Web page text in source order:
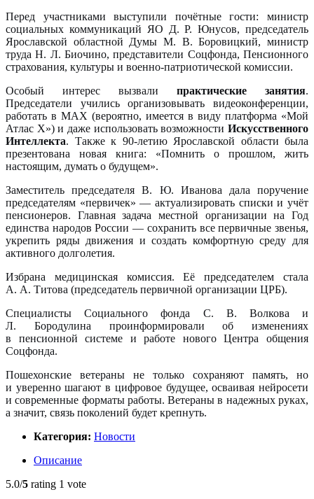
Перед участниками выступили почётные гости: министр
социальных коммуникаций ЯО Д. Р. Юнусов, председатель
Ярославской областной Думы М. В. Боровицкий, министр
труда Н. Л. Биочино, представители Соцфонда, Пенсионного
страхования, культуры и военно-патриотической комиссии.
Особый интерес вызвали практические занятия.
Председатели учились организовывать видеоконференции,
работать в МАХ (вероятно, имеется в виду платформа «Мой
Атлас Х») и даже использовать возможности Искусственного
Интеллекта. Также к 90-летию Ярославской области была
презентована новая книга: «Помнить о прошлом, жить
настоящим, думать о будущем».
Заместитель председателя В. Ю. Иванова дала поручение
председателям «первичек» — актуализировать списки и учёт
пенсионеров. Главная задача местной организации на Год
единства народов России — сохранить все первичные звенья,
укрепить ряды движения и создать комфортную среду для
активного долголетия.
Избрана медицинская комиссия. Её председателем стала
А. А. Титова (председатель первичной организации ЦРБ).
Специалисты Социального фонда С. В. Волкова и
Л. Бородулина проинформировали об изменениях
в пенсионной системе и работе нового Центра общения
Соцфонда.
Пошехонские ветераны не только сохраняют память, но
и уверенно шагают в цифровое будущее, осваивая нейросети
и современные форматы работы. Ветераны в надежных руках,
а значит, связь поколений будет крепнуть.
Категория: Новости
Описание
5.0/5 rating 1 vote